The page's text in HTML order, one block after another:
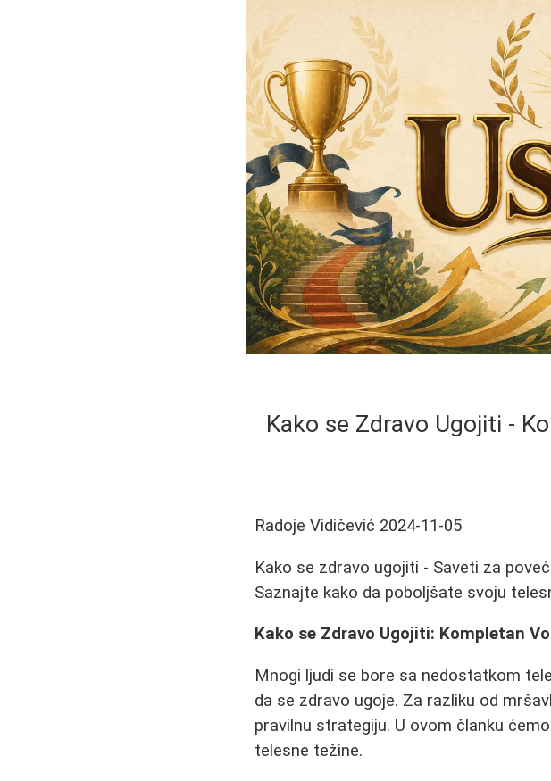
Kako se Zdravo Ugojiti -
Radoje Vidičević 2024-11-05
Kako se zdravo ugojiti - Saveti za
Saznajte kako da poboljšate svoju
Kako se Zdravo Ugojiti: Kompletan
Mnogi ljudi se bore sa nedostatkom
da se zdravo ugoje. Za razliku od
pravilnu strategiju. U ovom članku
telesne težine.